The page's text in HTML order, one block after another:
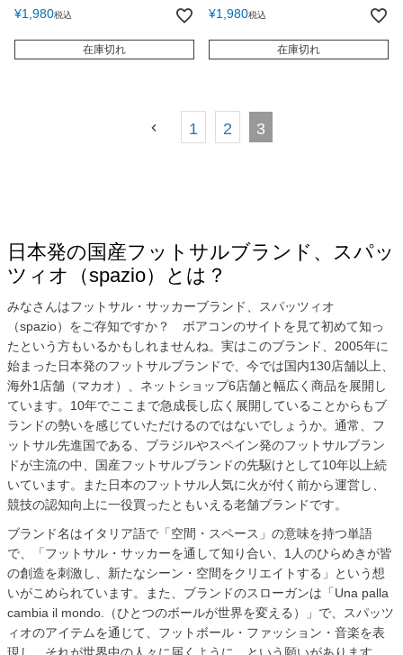
¥1,980税込
在庫切れ
¥1,980税込
在庫切れ
1 2 3
日本発の国産フットサルブランド、スパッ
ツィオ（spazio）とは？
みなさんはフットサル・サッカーブランド、スパッツィオ
（spazio）をご存知ですか？ ボアコンのサイトを見て初めて知っ
たという方もいるかもしれませんね。実はこのブランド、2005年に
始まった日本発のフットサルブランドで、今では国内130店舗以上、
海外1店舗（マカオ）、ネットショップ6店舗と幅広く商品を展開し
ています。10年でここまで急成長し広く展開していることからもブ
ランドの勢いを感じていただけるのではないでしょうか。通常、フ
ットサル先進国である、ブラジルやスペイン発のフットサルブラン
ドが主流の中、国産フットサルブランドの先駆けとして10年以上続
いています。また日本のフットサル人気に火が付く前から運営し、
競技の認知向上に一役買ったともいえる老舗ブランドです。
ブランド名はイタリア語で「空間・スペース」の意味を持つ単語
で、「フットサル・サッカーを通して知り合い、1人のひらめきが皆
の創造を刺激し、新たなシーン・空間をクリエイトする」という想
いがこめられています。また、ブランドのスローガンは「Una palla
cambia il mondo.（ひとつのボールが世界を変える）」で、スパッツ
ィオのアイテムを通じて、フットボール・ファッション・音楽を表